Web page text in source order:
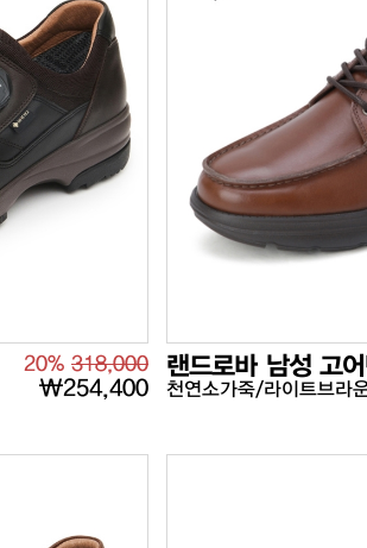
20% 318,000
₩254,400
랜드로바 남성 고
천연소가죽/라이트브라